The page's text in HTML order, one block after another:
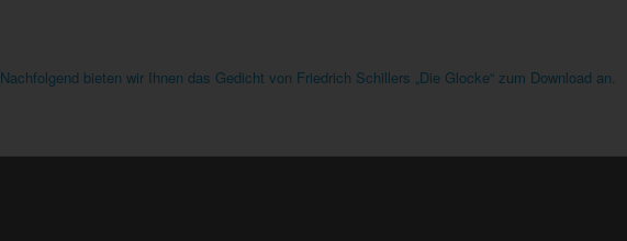
Nachfolgend bieten wir Ihnen das Gedicht von Friedrich Schillers „Die Glocke“ zum Download an.